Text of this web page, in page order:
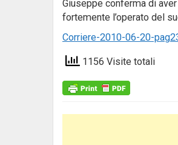
Giuseppe conferma di
fortemente l’operato del
Corriere-2010-06-20-
1156 Visite totali